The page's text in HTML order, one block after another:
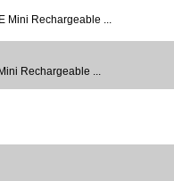
Mini Rechargeable ...
Rechargeable ...